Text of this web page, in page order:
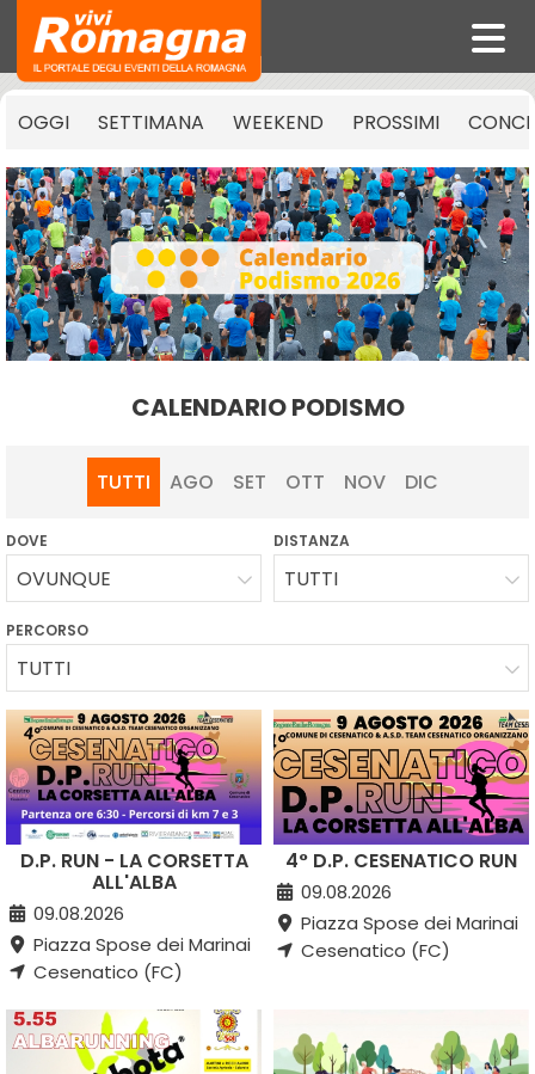
OGGI SETTIMANA WEEKEND PROSSIMI
CALENDARIO PODISMO
TUTTI AGO SET OTT NOV DIC
DOVE
OVUNQUE
DISTANZA
TUTTI
PERCORSO
TUTTI
D.P. RUN - LA CORSETTA
ALL'ALBA
09.08.2026
Piazza Spose dei Marinai
Cesenatico (FC)
4° D.P. CESENATICO RUN
09.08.2026
Piazza Spose dei Marinai
Cesenatico (FC)